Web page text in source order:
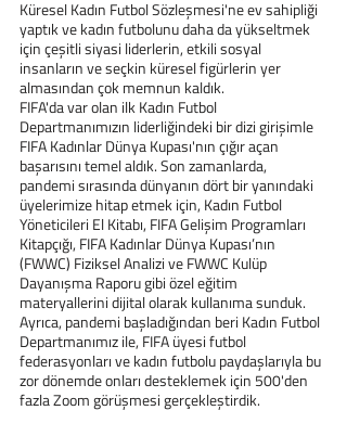
Küresel Kadın Futbol Sözleşmesi'ne ev sahipliği
yaptık ve kadın futbolunu daha da yükseltmek
için çeşitli siyasi liderlerin, etkili sosyal
insanların ve seçkin küresel figürlerin yer
almasından çok memnun kaldık.
FIFA'da var olan ilk Kadın Futbol
Departmanımızın liderliğindeki bir dizi girişimle
FIFA Kadınlar Dünya Kupası'nın çığır açan
başarısını temel aldık. Son zamanlarda,
pandemi sırasında dünyanın dört bir yanındaki
üyelerimize hitap etmek için, Kadın Futbol
Yöneticileri El Kitabı, FIFA Gelişim Programları
Kitapçığı, FIFA Kadınlar Dünya Kupası’nın
(FWWC) Fiziksel Analizi ve FWWC Kulüp
Dayanışma Raporu gibi özel eğitim
materyallerini dijital olarak kullanıma sunduk.
Ayrıca, pandemi başladığından beri Kadın Futbol
Departmanımız ile, FIFA üyesi futbol
federasyonları ve kadın futbolu paydaşlarıyla bu
zor dönemde onları desteklemek için 500'den
fazla Zoom görüşmesi gerçekleştirdik.